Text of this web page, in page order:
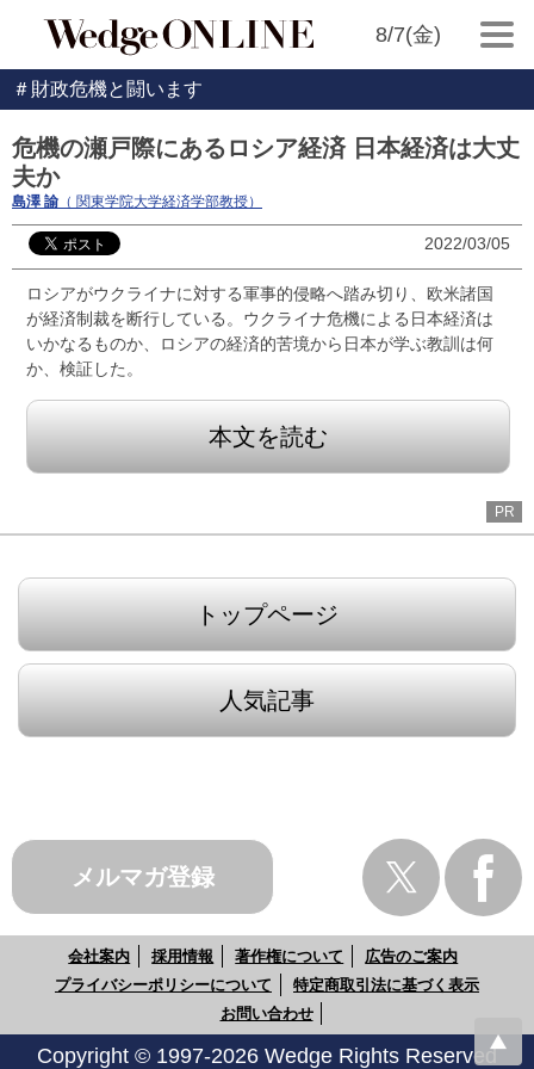
8/7(金)
＃財政危機と闘います
危機の瀬戸際にあるロシア経済 日本経済は大丈
夫か
島澤 諭 （ 関東学院大学経済学部教授）
2022/03/05
ロシアがウクライナに対する軍事的侵略へ踏み切り、欧米諸国
が経済制裁を断行している。ウクライナ危機による日本経済は
いかなるものか、ロシアの経済的苦境から日本が学ぶ教訓は何
か、検証した。
本文を読む
PR
トップページ
人気記事
メルマガ登録
会社案内 採用情報 著作権について
広告のご案内
プライバシーポリシーについて
特定商取引法に基づく表示
お問い合わせ
Copyright © 1997-2026 Wedge Rights Reserved